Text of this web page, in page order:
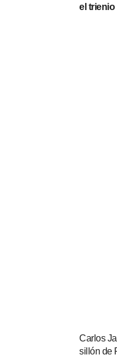
el trienio
Carlos
sillón de